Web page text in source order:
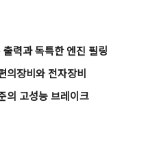
력과 독특한 엔진 필링
의장비와 전자장비
의 고성능 브레이크